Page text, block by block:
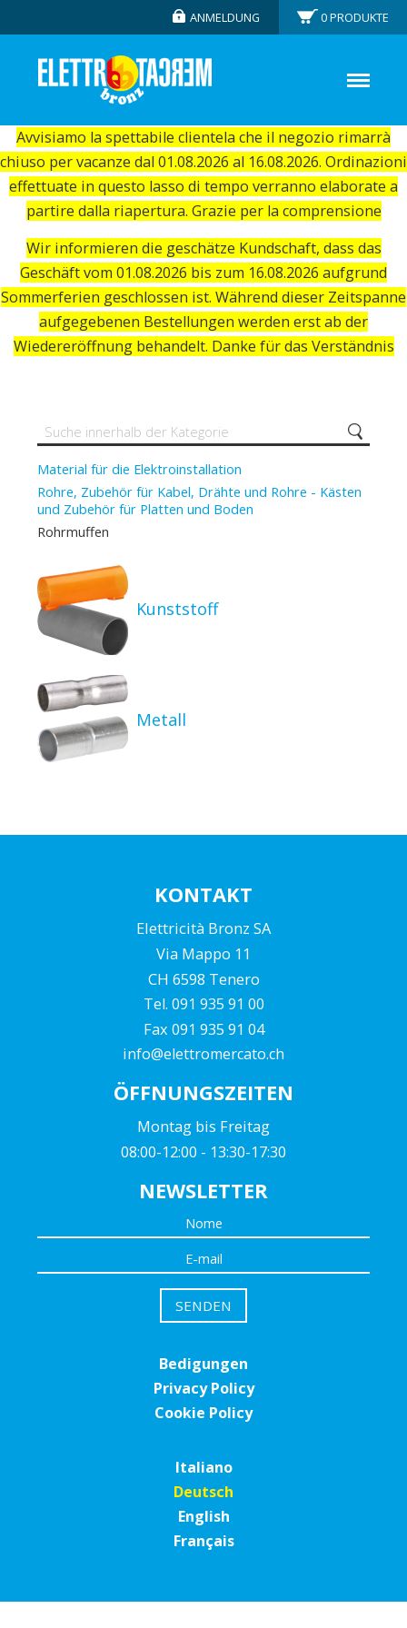
Avvisiamo la spettabile clientela che il negozio rimarrà
chiuso per vacanze dal 01.08.2026 al 16.08.2026. Ordinazioni
effettuate in questo lasso di tempo verranno elaborate a
partire dalla riapertura. Grazie per la comprensione
Wir informieren die geschätze Kundschaft, dass das
Geschäft vom 01.08.2026 bis zum 16.08.2026 aufgrund
Sommerferien geschlossen ist. Während dieser Zeitspanne
aufgegebenen Bestellungen werden erst ab der
Wiedereröffnung behandelt. Danke für das Verständnis
ANMELDUNG 0PRODUKTE
Material für die Elektroinstallation
Rohre, Zubehör für Kabel, Drähte und Rohre - Kästen
und Zubehör für Platten und Boden
Rohrmuffen
Kunststoff
Metall
KONTAKT
Elettricità Bronz SA
Via Mappo 11
CH 6598 Tenero
Tel. 091 935 91 00
Fax 091 935 91 04
info@elettromercato.ch
ÖFFNUNGSZEITEN
Montag bis Freitag
08:00-12:00 - 13:30-17:30
NEWSLETTER
Bedigungen
Privacy Policy
Cookie Policy
Italiano
Deutsch
English
Français